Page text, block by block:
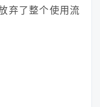
弃了整个使用流